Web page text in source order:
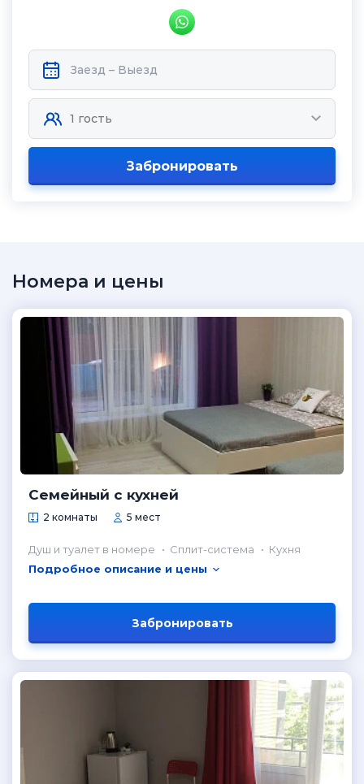
Забронировать
Номера и цены
Семейный с кухней
2 комнаты 5 мест
Душ и туалет в номере Сплит-система
Кухня
Подробное описание и цены
Забронировать